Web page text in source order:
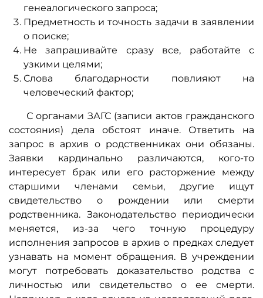
генеалогического запроса;
Предметность и точность задачи в заявлении
о поиске;
Не запрашивайте сразу все, работайте с
узкими целями;
Слова благодарности повлияют на
человеческий фактор;
С органами ЗАГС (записи актов гражданского
состояния) дела обстоят иначе. Ответить на
запрос в архив о родственниках они обязаны.
Заявки кардинально различаются, кого-то
интересует брак или его расторжение между
старшими членами семьи, другие ищут
свидетельство о рождении или смерти
родственника. Законодательство периодически
меняется, из-за чего точную процедуру
исполнения запросов в архив о предках следует
узнавать на момент обращения. В учреждении
могут потребовать доказательство родства с
личностью или свидетельство о ее смерти.